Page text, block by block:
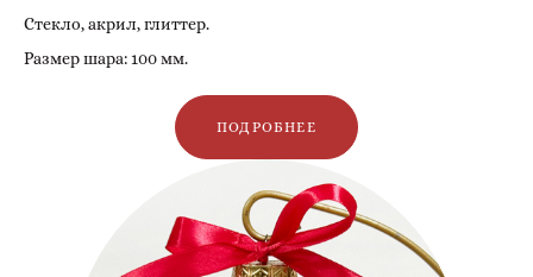
Стекло, акрил, глиттер.
Размер шара: 100 мм.
ПОДРОБНЕЕ